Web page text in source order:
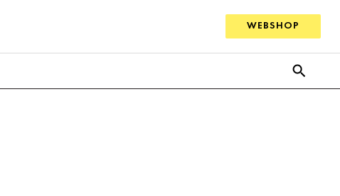
WEBSHOP